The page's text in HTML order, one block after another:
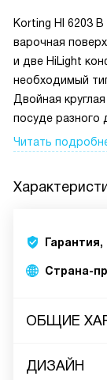
Korting HI 6203
варочная
и две HiLight
необходимый
Двойная
посуде разного
Читать
Гарантия,
Страна-
ОБЩИЕ
ДИЗАЙН